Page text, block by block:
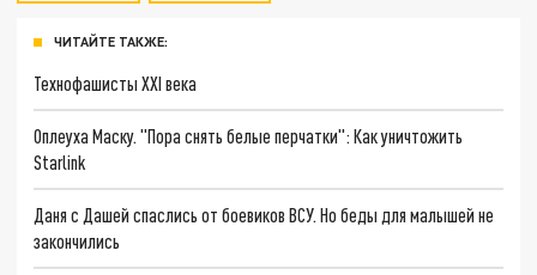
ЧИТАЙТЕ ТАКЖЕ:
Технофашисты XXI века
Оплеуха Маску. "Пора снять белые перчатки": Как уничтожить
Starlink
Даня с Дашей спаслись от боевиков ВСУ. Но беды для малышей не
закончились